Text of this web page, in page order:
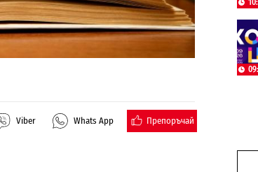
Viber Whats App Препоръчай